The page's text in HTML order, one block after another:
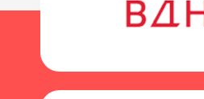
ПОСТУПЛЕНИЯ